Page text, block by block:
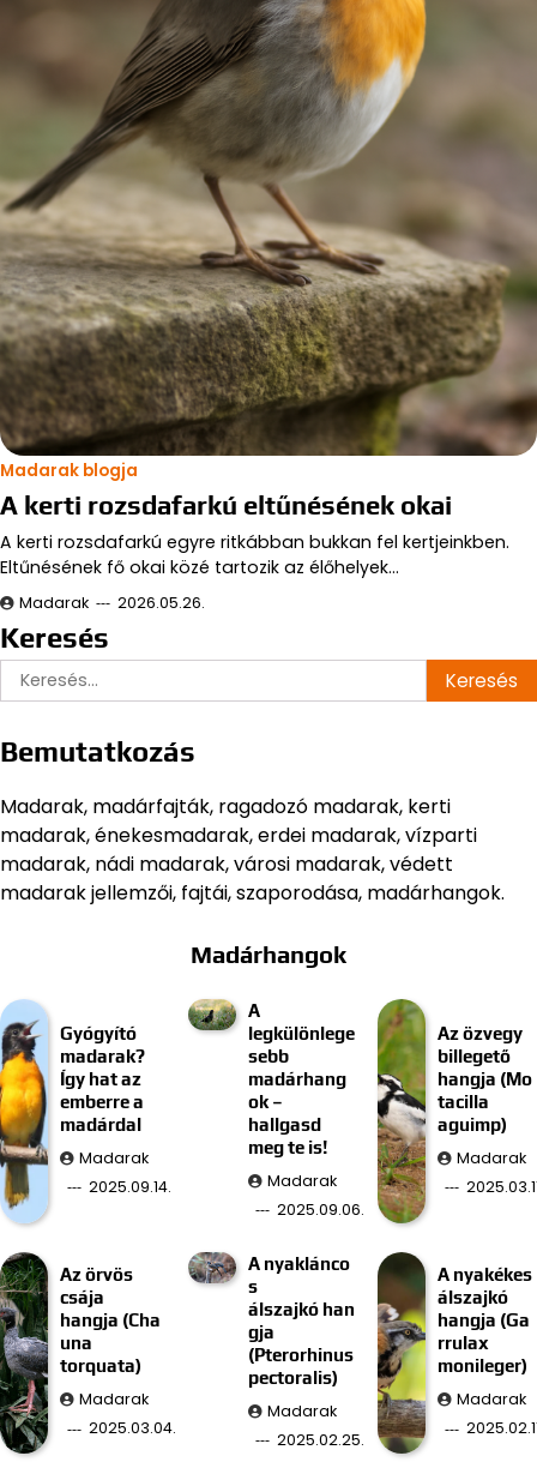
Madarak blogja
A kerti rozsdafarkú eltűnésének okai
A kerti rozsdafarkú egyre ritkábban bukkan fel kertjeinkben.
Eltűnésének fő okai közé tartozik az élőhelyek…
Madarak 2026.05.26.
Keresés
Keresés:
Bemutatkozás
Madarak, madárfajták, ragadozó madarak, kerti
madarak, énekesmadarak, erdei madarak, vízparti
madarak, nádi madarak, városi madarak, védett
madarak jellemzői, fajtái, szaporodása, madárhangok.
Madárhangok
Gyógyító
madarak?
Így hat az
emberre a
madárdal
Madarak
2025.09.14.
A
legkülönlege
sebb
madárhang
ok –
hallgasd
meg te is!
Madarak
2025.09.06.
Az özvegy
billegető
hangja (Mo
tacilla
aguimp)
Madarak
Az örvös
csája
hangja (Cha
una
torquata)
Madarak
2025.03.04.
A nyaklánco
s
álszajkó han
gja
(Pterorhinus
pectoralis)
Madarak
2025.02.25.
A nyakékes
álszajkó
hangja (Ga
rrulax
monileger)
Madarak